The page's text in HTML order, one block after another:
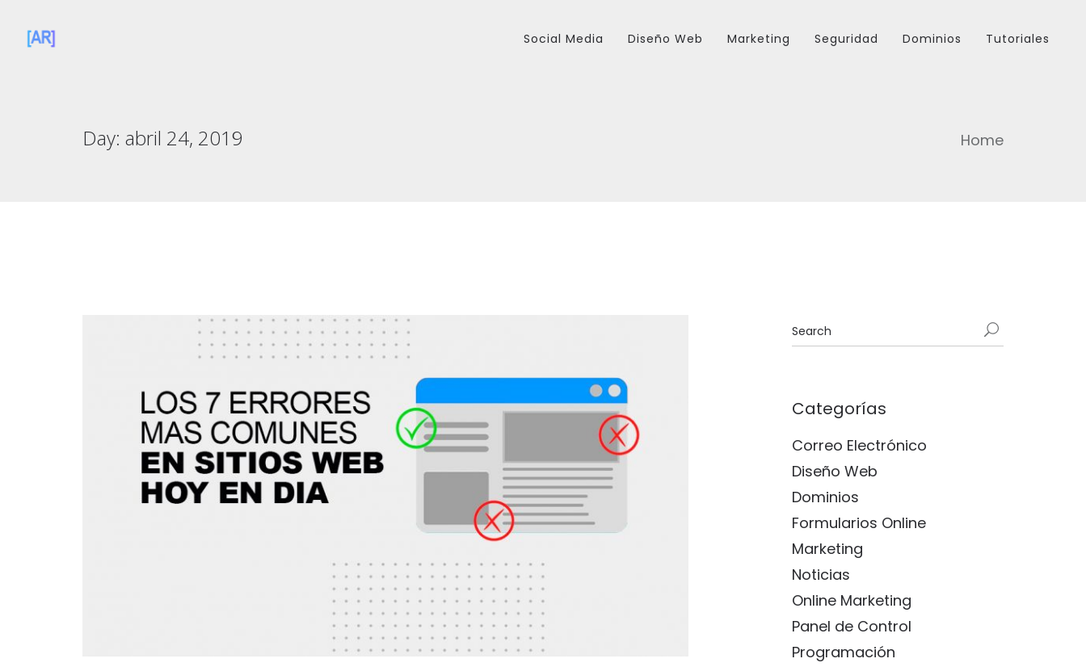
Social Media Diseño Web Marketing Seguridad Dominios Tutoriales
Day: abril 24, 2019 Home
Categorías
Correo Electrónico
Diseño Web
Dominios
Formularios Online
Marketing
Noticias
Online Marketing
Panel de Control
Programación